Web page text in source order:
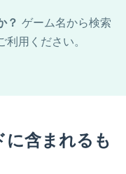
？ ゲーム名から検索
用ください。
含まれるも